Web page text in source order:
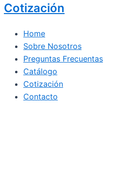
Cotización
Home
Sobre Nosotros
Preguntas Frecuentas
Catálogo
Cotización
Contacto